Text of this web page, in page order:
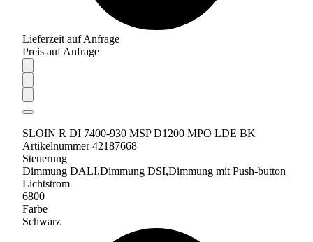
Lieferzeit auf Anfrage
Preis auf Anfrage
SLOIN R DI 7400-930 MSP D1200 MPO LDE BK
Artikelnummer 42187668
Steuerung
Dimmung DALI,Dimmung DSI,Dimmung mit Push-button
Lichtstrom
6800
Farbe
Schwarz